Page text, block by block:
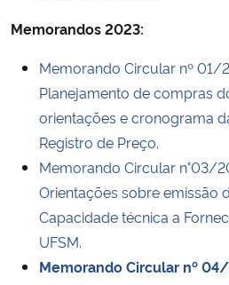
Memorandos 2023:
Memorando Circular nº 01/
Planejamento de compras
orientações e cronograma
Registro de Preço.
Memorando Circular n°03/
Orientações sobre emissão
Capacidade técnica a
UFSM.
Memorando Circular nº